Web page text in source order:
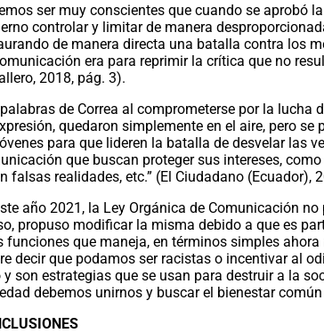
ser muy conscientes que cuando se aprobó
controlar y limitar de manera
de manera directa una batalla contra los
era para reprimir la crítica que no
2018, pág. 3).
de Correa al comprometerse por la lucha
quedaron simplemente en el aire, pero
para que lideren la batalla de desvelar las
que buscan proteger sus intereses,
falsas realidades, etc.” (El Ciudadano (Ecuador),
año 2021, la Ley Orgánica de Comunicación
propuso modificar la misma debido a que es
funciones que maneja, en términos simples
decir que podamos ser racistas o incentivar al
y son estrategias que se usan para destruir a la
debemos unirnos y buscar el bienestar